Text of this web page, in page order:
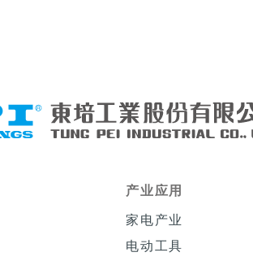
产业应用
家电产业
电动工具